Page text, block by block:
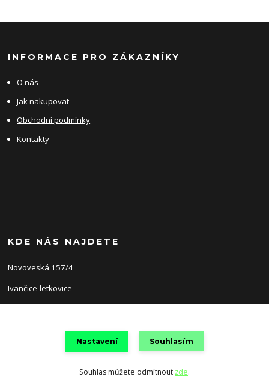
INFORMACE PRO ZÁKAZNÍKY
O nás
Jak nakupovat
Obchodní podmínky
Kontakty
KDE NÁS NAJDETE
Novoveská 157/4
Ivančice-letkovice
Vytvořeno na Eshop-rychle.cz
Nastavení Souhlasím
Souhlas můžete odmítnout zde.